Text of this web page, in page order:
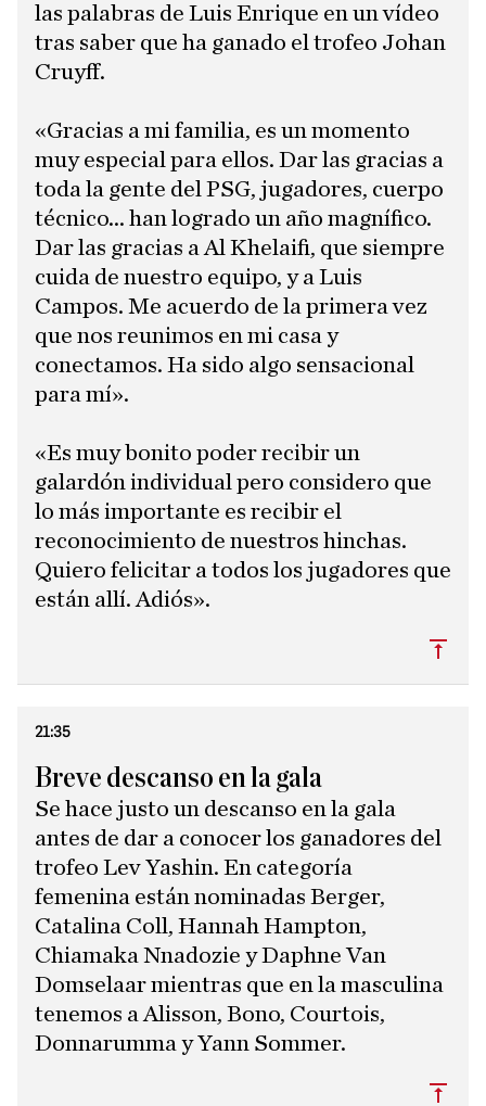
las palabras de Luis Enrique en un vídeo
tras saber que ha ganado el trofeo Johan
Cruyff.
​«Gracias a mi familia, es un momento
muy especial para ellos. Dar las gracias a
toda la gente del PSG, jugadores, cuerpo
técnico... han logrado un año magnífico.
Dar las gracias a Al Khelaifi, que siempre
cuida de nuestro equipo, y a Luis
Campos. Me acuerdo de la primera vez
que nos reunimos en mi casa y
conectamos. Ha sido algo sensacional
para mí».
«Es muy bonito poder recibir un
galardón individual pero considero que
lo más importante es recibir el
reconocimiento de nuestros hinchas.
Quiero felicitar a todos los jugadores que
están allí. Adiós».
21:35
Breve descanso en la gala
Se hace justo un descanso en la gala
antes de dar a conocer los ganadores del
trofeo Lev Yashin. En categoría
femenina están nominadas Berger,
Catalina Coll, Hannah Hampton,
Chiamaka Nnadozie y Daphne Van
Domselaar mientras que en la masculina
tenemos a Alisson, Bono, Courtois,
Donnarumma y Yann Sommer.